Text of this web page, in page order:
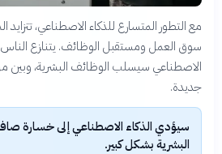
مع التطور المتسارع للذكاء الاصطناعي،
سوق العمل ومستقبل الوظائف. يتنازع الناس
الاصطناعي سيسلب الوظائف البشرية، وبين
جديدة.
سيؤدي الذكاء الاصطناعي إلى خسارة
البشرية بشكل كبير.